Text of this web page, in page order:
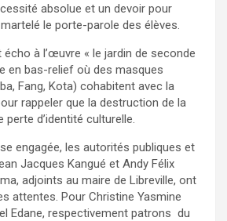
absolue et un devoir pour
le porte-parole des élèves.
à l’œuvre « le jardin de seconde
en bas-relief où des masques
Fang, Kota) cohabitent avec la
rappeler que la destruction de la
d’identité culturelle.
engagée, les autorités publiques et
Jacques Kangué et Andy Félix
adjoints au maire de Libreville, ont
attentes. Pour Christine Yasmine
Edane, respectivement patrons du